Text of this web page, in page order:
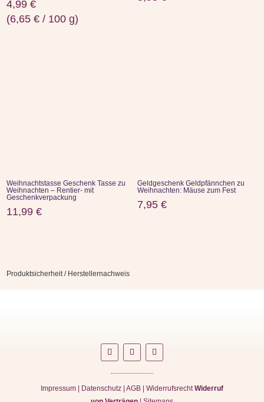
4,99€
(6,65€ / 100 g)
Weihnachtstasse Geschenk Tasse zu
Weihnachten – Rentier- mit
Geschenkverpackung
11,99€
Geldgeschenk Geldpfännchen zu
Weihnachten: Mäuse zum Fest
7,95 €
Produktsicherheit / Herstellernachweis
Impressum| Datenschutz| AGB| WiderrufsrechtWiderruf